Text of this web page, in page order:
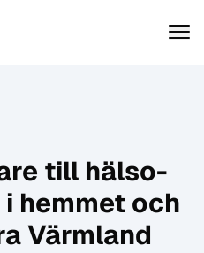
till hälso-
hemmet och
Värmland